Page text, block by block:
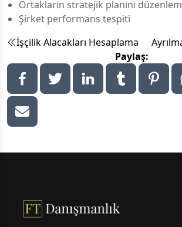
Ortakların stratejik planını
Şirket performans tespiti
İşçilik Alacakları Hesaplama
Paylaş: